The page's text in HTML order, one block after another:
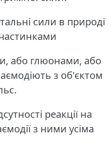
сили в природі
або глюонами, або
з об'єктом
реакції на
з ними усіма